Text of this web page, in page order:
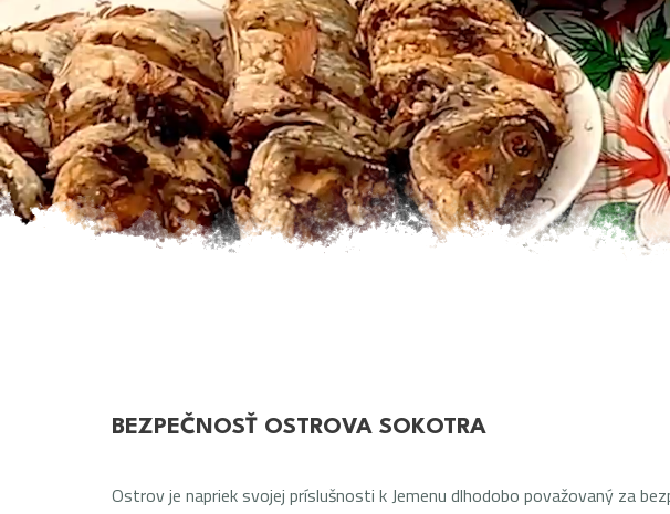
BEZPEČNOSŤ OSTROVA SOKOTRA
Ostrov je napriek svojej príslušnosti k Jemenu dlhodobo považovaný za